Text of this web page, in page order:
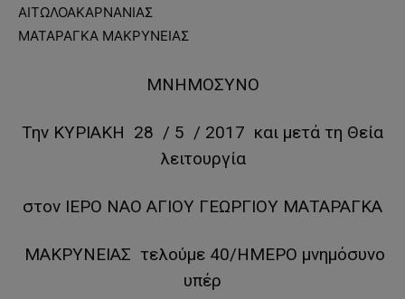
ΑΙΤΩΛΟΑΚΑΡΝΑΝΙΑΣ
ΜΑΤΑΡΑΓΚΑ ΜΑΚΡΥΝΕΙΑΣ
ΜΝΗΜΟΣΥΝΟ
Την ΚΥΡΙΑΚΗ 28 / 5 / 2017 και μετά τη Θεία
λειτουργία
στον ΙΕΡΟ ΝΑΟ ΑΓΙΟΥ ΓΕΩΡΓΙΟΥ ΜΑΤΑΡΑΓΚΑ
ΜΑΚΡΥΝΕΙΑΣ τελούμε 40/ΗΜΕΡΟ μνημόσυνο
υπέρ